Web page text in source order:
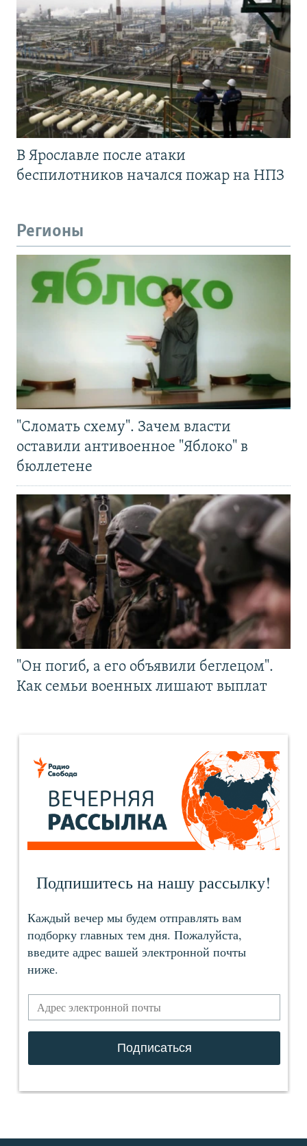
В Ярославле после атаки
беспилотников начался пожар на НПЗ
Регионы
"Сломать схему". Зачем власти
оставили антивоенное "Яблоко" в
бюллетене
"Он погиб, а его объявили беглецом".
Как семьи военных лишают выплат